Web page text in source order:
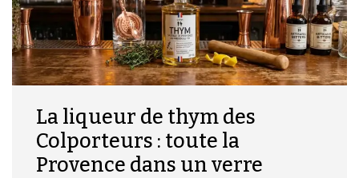
La liqueur de thym des
Colporteurs : toute la
Provence dans un verre